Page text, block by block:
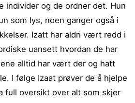
individer og de ordner det. Hun
som lys, noen ganger også i
Izatt har aldri vært redd i
uansett hvordan de har
alltid har vært der og hatt
I følge Izaat prøver de å hjelpe
full oversikt over alt som skjer